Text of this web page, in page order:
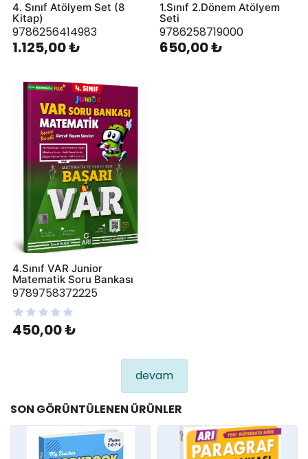
4. Sınıf Atölyem Set (8
Kitap)
9786256414983
1.125,00 ₺
1.Sınıf 2.Dönem Atölyem
Seti
9786258719000
650,00 ₺
4.Sınıf VAR Junior
Matematik Soru Bankası
9789758372225
450,00 ₺
devam
SON GÖRÜNTÜLENEN ÜRÜNLER